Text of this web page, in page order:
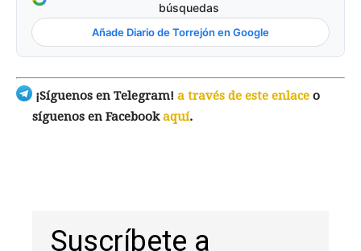
búsquedas
Añade Diario de Torrejón en Google
¡Síguenos en Telegram! a través de este enlace o
síguenos en Facebookaquí.
Suscríbete a